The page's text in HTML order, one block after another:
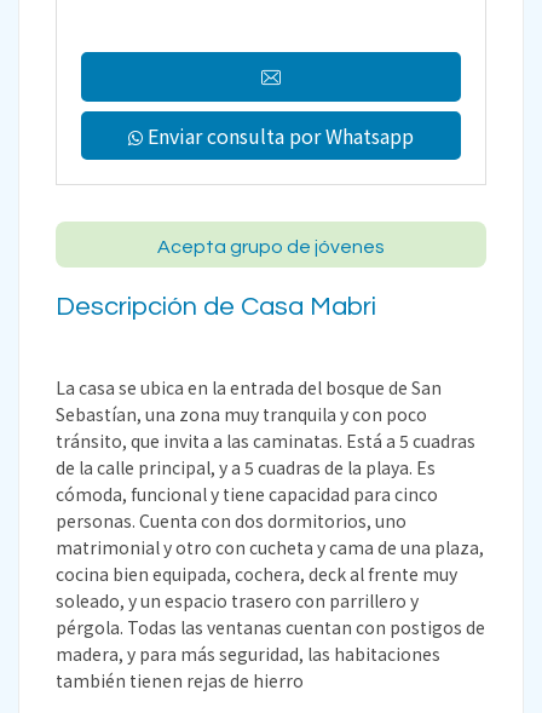
Enviar consulta por Whatsapp
Acepta grupo de jóvenes
Descripción de Casa Mabri
La casa se ubica en la entrada del bosque de San
Sebastían, una zona muy tranquila y con poco
tránsito, que invita a las caminatas. Está a 5 cuadras
de la calle principal, y a 5 cuadras de la playa. Es
cómoda, funcional y tiene capacidad para cinco
personas. Cuenta con dos dormitorios, uno
matrimonial y otro con cucheta y cama de una plaza,
cocina bien equipada, cochera, deck al frente muy
soleado, y un espacio trasero con parrillero y
pérgola. Todas las ventanas cuentan con postigos de
madera, y para más seguridad, las habitaciones
también tienen rejas de hierro